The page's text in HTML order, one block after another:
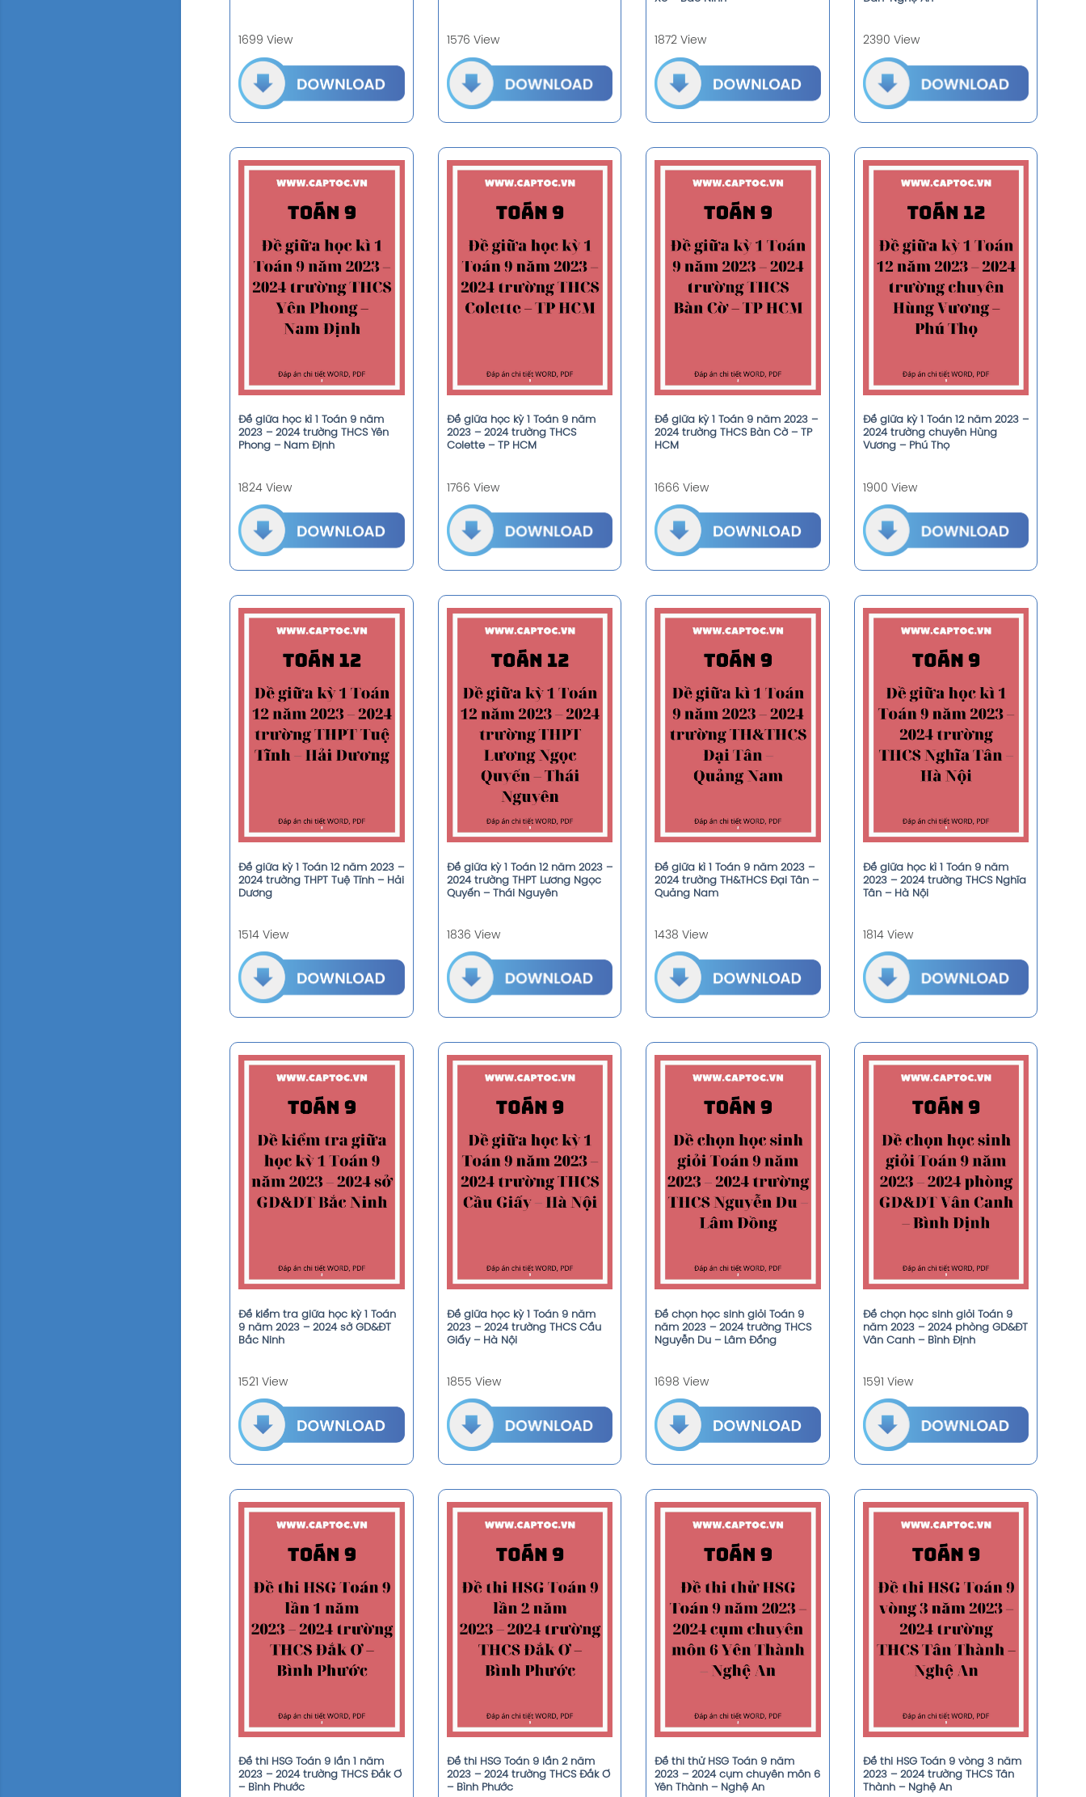
1699 View 1576 View 1872 View 2390 View
Đề giữa học kì 1 Toán 9 năm
2023 – 2024 trường THCS Yên
Phong – Nam Định
1824 View
Đề giữa học kỳ 1 Toán 9 năm
2023 – 2024 trường THCS
Colette – TP HCM
1766 View
Đề giữa kỳ 1 Toán 9 năm 2023 –
2024 trường THCS Bàn Cờ – TP
HCM
1666 View
Đề giữa kỳ 1 Toán 12 năm 2023 –
2024 trường chuyên Hùng
Vương – Phú Thọ
1900 View
Đề giữa kỳ 1 Toán 12 năm 2023 –
2024 trường THPT Tuệ Tĩnh – Hải
Dương
1514 View
Đề giữa kỳ 1 Toán 12 năm 2023 –
2024 trường THPT Lương Ngọc
Quyến – Thái Nguyên
1836 View
Đề giữa kì 1 Toán 9 năm 2023 –
2024 trường TH&THCS Đại Tân –
Quảng Nam
1438 View
Đề giữa học kì 1 Toán 9 năm
2023 – 2024 trường THCS Nghĩa
Tân – Hà Nội
1814 View
Đề kiểm tra giữa học kỳ 1 Toán
9 năm 2023 – 2024 sở GD&ĐT
Bắc Ninh
1521 View
Đề giữa học kỳ 1 Toán 9 năm
2023 – 2024 trường THCS Cầu
Giấy – Hà Nội
1855 View
Đề chọn học sinh giỏi Toán 9
năm 2023 – 2024 trường THCS
Nguyễn Du – Lâm Đồng
1698 View
Đề chọn học sinh giỏi Toán 9
năm 2023 – 2024 phòng GD&ĐT
Vân Canh – Bình Định
1591 View
Đề thi HSG Toán 9 lần 1 năm
2023 – 2024 trường THCS Đắk Ơ
– Bình Phước
Đề thi HSG Toán 9 lần 2 năm
2023 – 2024 trường THCS Đắk Ơ
– Bình Phước
Đề thi thử HSG Toán 9 năm
2023 – 2024 cụm chuyên môn 6
Yên Thành – Nghệ An
Đề thi HSG Toán 9 vòng 3 năm
2023 – 2024 trường THCS Tân
Thành – Nghệ An